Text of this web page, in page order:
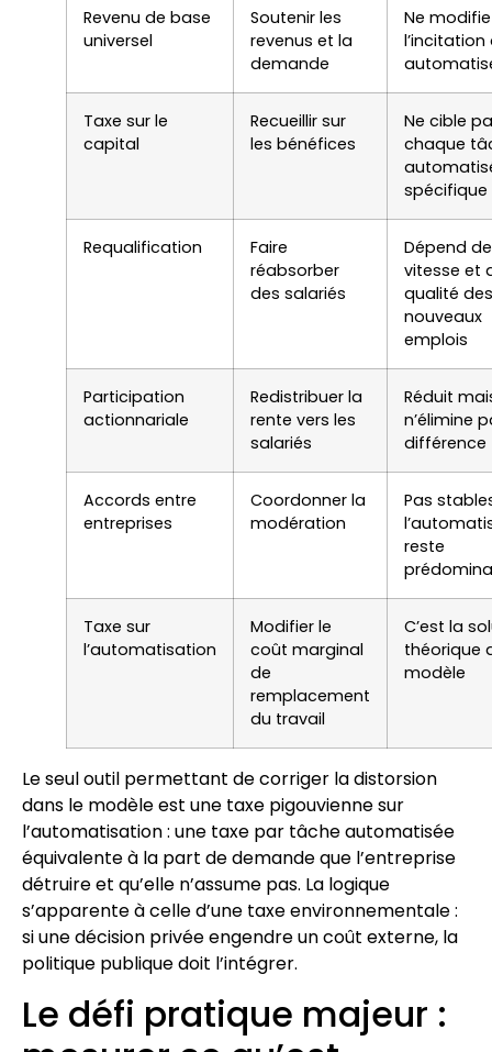
Revenu de base
universel
Soutenir les
revenus et la
demande
Ne
l’incitation
Taxe sur le
capital
Recueillir sur
les bénéfices
Ne cible
chaque
spécifique
Requalification
Faire
réabsorber
des salariés
Dépend
vitesse et
qualité des
nouveaux
emplois
Participation
actionnariale
Redistribuer la
rente vers les
salariés
Réduit
n’élimine
différence
Accords entre
entreprises
Coordonner la
modération
Pas
reste
Taxe sur
l’automatisation
Modifier le
coût marginal
de
remplacement
du travail
C’est la
théorique
modèle
Le seul outil permettant de corriger la distorsion
dans le modèle est une taxe pigouvienne sur
l’automatisation : une taxe par tâche automatisée
équivalente à la part de demande que l’entreprise
détruire et qu’elle n’assume pas. La logique
s’apparente à celle d’une taxe environnementale :
si une décision privée engendre un coût externe, la
politique publique doit l’intégrer.
Le défi pratique majeur :